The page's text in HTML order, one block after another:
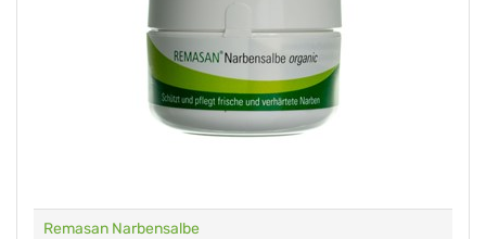
Remasan Narbensalbe